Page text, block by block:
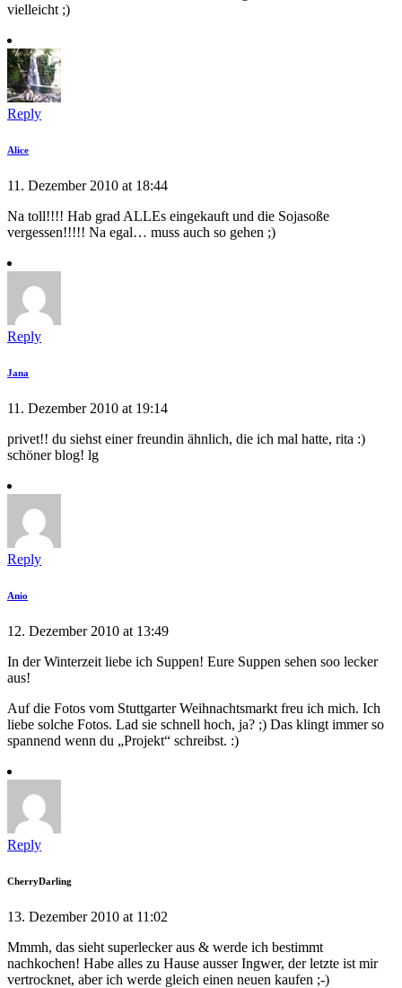
vielleicht ;)
Reply
Alice
11. Dezember 2010 at 18:44
Na toll!!!! Hab grad ALLEs eingekauft und die Sojasoße
vergessen!!!!! Na egal… muss auch so gehen ;)
Reply
Jana
11. Dezember 2010 at 19:14
privet!! du siehst einer freundin ähnlich, die ich mal hatte, rita :)
schöner blog! lg
Reply
Anio
12. Dezember 2010 at 13:49
In der Winterzeit liebe ich Suppen! Eure Suppen sehen soo lecker
aus!
Auf die Fotos vom Stuttgarter Weihnachtsmarkt freu ich mich. Ich
liebe solche Fotos. Lad sie schnell hoch, ja? ;) Das klingt immer so
spannend wenn du „Projekt“ schreibst. :)
Reply
CherryDarling
13. Dezember 2010 at 11:02
Mmmh, das sieht superlecker aus & werde ich bestimmt
nachkochen! Habe alles zu Hause ausser Ingwer, der letzte ist mir
vertrocknet, aber ich werde gleich einen neuen kaufen ;-)